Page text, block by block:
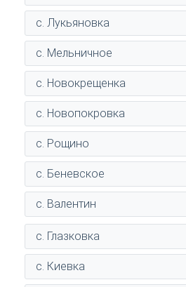
с. Лукьяновка
с. Мельничное
с. Новокрещенка
с. Новопокровка
с. Рощино
с. Беневское
с. Валентин
с. Глазковка
с. Киевка